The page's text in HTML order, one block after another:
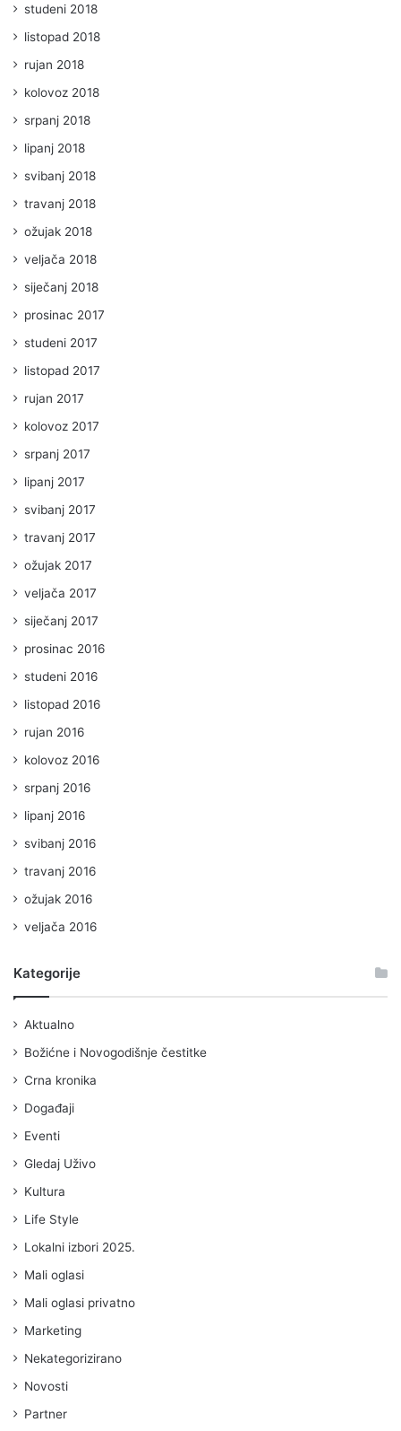
studeni 2018
listopad 2018
rujan 2018
kolovoz 2018
srpanj 2018
lipanj 2018
svibanj 2018
travanj 2018
ožujak 2018
veljača 2018
siječanj 2018
prosinac 2017
studeni 2017
listopad 2017
rujan 2017
kolovoz 2017
srpanj 2017
lipanj 2017
svibanj 2017
travanj 2017
ožujak 2017
veljača 2017
siječanj 2017
prosinac 2016
studeni 2016
listopad 2016
rujan 2016
kolovoz 2016
srpanj 2016
lipanj 2016
svibanj 2016
travanj 2016
ožujak 2016
veljača 2016
Kategorije
Aktualno
Božićne i Novogodišnje čestitke
Crna kronika
Događaji
Eventi
Gledaj Uživo
Kultura
Life Style
Lokalni izbori 2025.
Mali oglasi
Mali oglasi privatno
Marketing
Nekategorizirano
Novosti
Partner